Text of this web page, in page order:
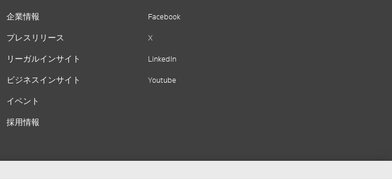
企業情報
プレスリリース
リーガルインサイト
ビジネスインサイト
イベント
採用情報
Facebook
X
LinkedIn
Youtube